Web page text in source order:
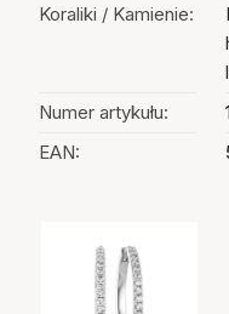
Koraliki / Kamienie:
Numer artykułu:
EAN: